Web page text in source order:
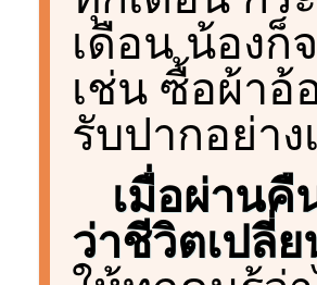
เดือน น้อง
เช่น ซื้อผ้า
รับปากอย่าง
เมื่อผ่าน
ว่าชีวิตเปลี่